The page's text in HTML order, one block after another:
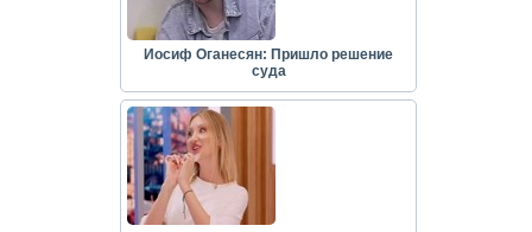
Иосиф Оганесян: Пришло решение
суда